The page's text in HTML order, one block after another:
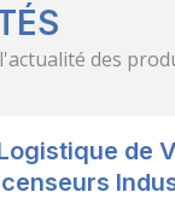
des
de